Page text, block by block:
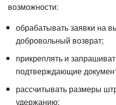
возможности:
обрабатывать заявки на
добровольный возврат;
прикреплять и
подтверждающие
рассчитывать размеры
удержанию;